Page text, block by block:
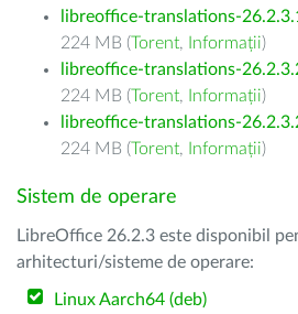
libreoffice-translations-
224 MB (Torent, Informații)
libreoffice-translations-
224 MB (Torent, Informații)
libreoffice-translations-
224 MB (Torent, Informații)
Sistem de operare
LibreOffice 26.2.3 este disponibil
arhitecturi/sisteme de operare:
Linux Aarch64 (deb)